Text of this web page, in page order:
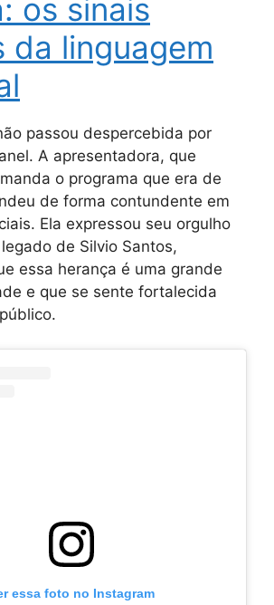
os sinais
da linguagem
passou despercebida por
A apresentadora, que
o programa que era de
de forma contundente em
Ela expressou seu orgulho
de Silvio Santos,
essa herança é uma grande
e que se sente fortalecida
essa foto no Instagram